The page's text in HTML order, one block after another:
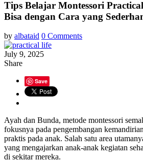
Tips Belajar Montessori
Bisa dengan Cara yang
by albataid 0 Comments
July 9, 2025
Share
Save
Ayah dan Bunda, metode montessori
fokusnya pada pengembangan
praktis pada anak. Salah satu area
yang mengajarkan anak-anak kegiatan
di sekitar mereka.